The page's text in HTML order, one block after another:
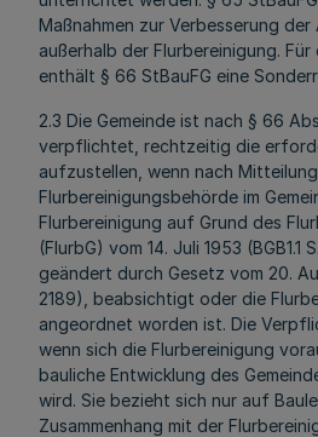
Maßnahmen zur Verbesserung
außerhalb der Flurbereinigung.
enthält § 66 StBauFG eine
2.3 Die Gemeinde ist nach § 66
verpflichtet, rechtzeitig die
aufzustellen, wenn nach
Flurbereinigungsbehörde im
Flurbereinigung auf Grund des
(FlurbG) vom 14. Juli 1953 (BGB1.1
geändert durch Gesetz vom 20.
2189), beabsichtigt oder die
angeordnet worden ist. Die
wenn sich die Flurbereinigung
bauliche Entwicklung des
wird. Sie bezieht sich nur auf
Zusammenhang mit der